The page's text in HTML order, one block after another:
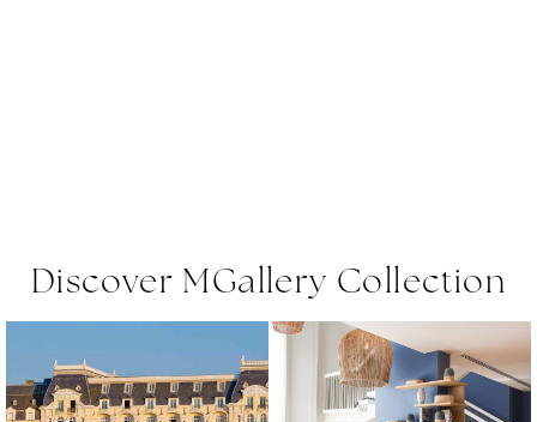
Discover MGallery Collection